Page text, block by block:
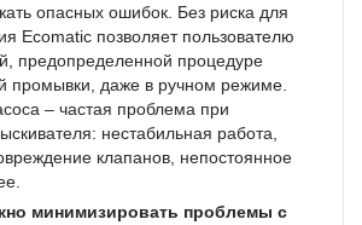
опасных ошибок. Без риска для
Ecomatic позволяет пользователю
предопределенной процедуре
промывки, даже в ручном режиме.
– частая проблема при
нестабильная работа,
клапанов, непостоянное
минимизировать проблемы с